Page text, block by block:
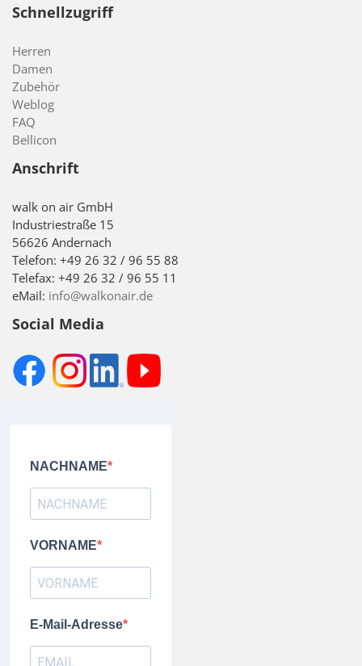
Schnellzugriff
Herren
Damen
Zubehör
Weblog
FAQ
Bellicon
Anschrift
walk on air GmbH
Industriestraße 15
56626 Andernach
Telefon: +49 26 32 / 96 55 88
Telefax: +49 26 32 / 96 55 11
eMail: info@walkonair.de
Social Media
NACHNAME
VORNAME
E-Mail-Adresse